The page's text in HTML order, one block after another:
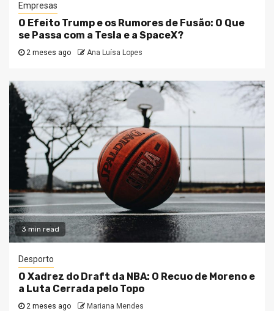
Empresas
O Efeito Trump e os Rumores de Fusão: O Que
se Passa com a Tesla e a SpaceX?
2 meses ago Ana Luísa Lopes
3 min read
Desporto
O Xadrez do Draft da NBA: O Recuo de Moreno e
a Luta Cerrada pelo Topo
2 meses ago Mariana Mendes